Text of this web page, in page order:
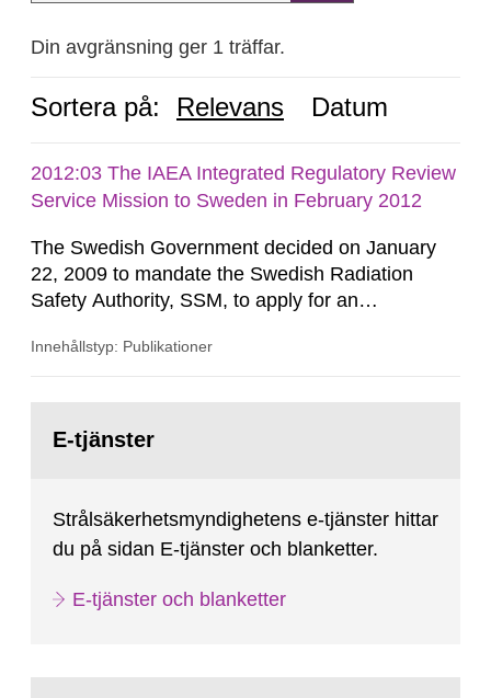
Din avgränsning ger 1 träffar.
Sortera på: Relevans Datum
2012:03 The IAEA Integrated Regulatory Review
Service Mission to Sweden in February 2012
The Swedish Government decided on January
22, 2009 to mandate the Swedish Radiation
Safety Authority, SSM, to apply for an
areas of supervision, an ‘IRRS’ (Integrated
February 25, 2009, SSM made a formal request
to the IAEA for an IRRS in Sweden. The time...
Innehållstyp: Publikationer
sida:E-tjänster
Strålsäkerhetsmyndighetens e-tjänster hittar
du på sidan E-tjänster och blanketter.
E-tjänster och blanketter